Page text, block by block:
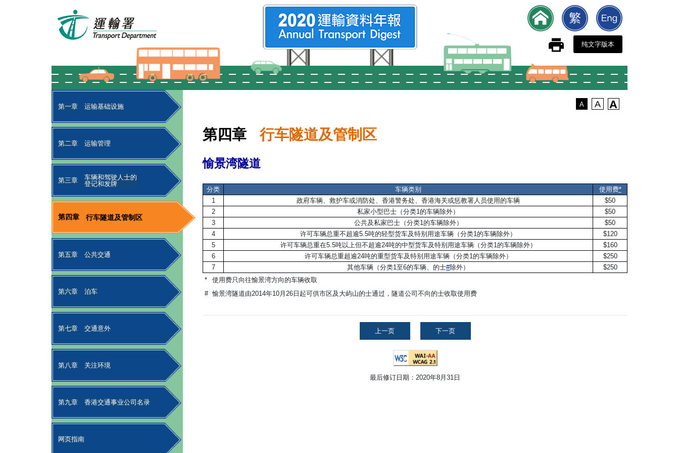
纯文字版本
第一章 运输基础设施
第二章 运输管理
第三章
车辆和驾驶人士的
登记和发牌
第四章 行车隧道及管制区
第五章 公共交通
第六章 泊车
第七章 交通意外
第八章 关注环境
第九章 香港交通事业公司名录
网页指南
A A A
第四章 行车隧道及管制区
愉景湾隧道
分类 车辆类别 使用费*
1
政府车辆、救护车或消防处、香港警务处、香港海关或惩教署人员使用的车辆
$50
2
私家小型巴士（分类1的车辆除外）
$50
3
公共及私家巴士（分类1的车辆除外）
$50
4
许可车辆总重不超逾5.5吨的轻型货车及特别用途车辆（分类1的车辆除外）
$120
5
许可车辆总重在5.5吨以上但不超逾24吨的中型货车及特别用途车辆（分类1的车辆除外）
$160
6
许可车辆总重超逾24吨的重型货车及特别用途车辆（分类1的车辆除外）
$250
7
其他车辆（分类1至6的车辆、的士#除外）
$250
*
使用费只向往愉景湾方向的车辆收取
# 愉景湾隧道由2014年10月26日起可供市区及大屿山的士通过，隧道公司不向的士收取使用费
上一页 下一页
最后修订日期：2020年8月31日